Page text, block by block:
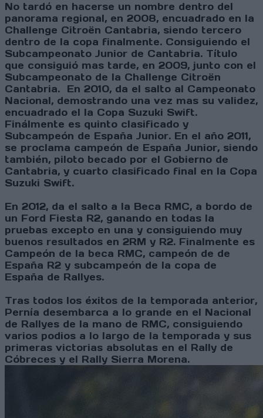
No tardó en hacerse un nombre dentro del
panorama regional, en 2008, encuadrado en la
Challenge Citroën Cantabria, siendo tercero
dentro de la copa finalmente. Consiguiendo el
Subcampeonato Junior de Cantabria. Título
que consiguió mas tarde, en 2009, junto con el
Subcampeonato de la Challenge Citroën
Cantabria. En 2010, da el salto al Campeonato
Nacional, demostrando una vez mas su validez,
encuadrado el la Copa Suzuki Swift.
Finálmente es quinto clasificado y
Subcampeón de España Junior. En el año 2011,
se proclama campeón de España Junior, siendo
también, piloto becado por el Gobierno de
Cantabria, y cuarto clasificado final en la Copa
Suzuki Swift.
En 2012, da el salto a la Beca RMC, a bordo de
un Ford Fiesta R2, ganando en todas la
pruebas excepto en una y consiguiendo muy
buenos resultados en 2RM y R2. Finalmente es
Campeón de la beca RMC, campeón de de
España R2 y subcampeón de la copa de
España de Rallyes.
Tras todos los éxitos de la temporada anterior,
Pernía desembarca a lo grande en el Nacional
de Rallyes de la mano de RMC, consiguiendo
varios podios a lo largo de la temporada y sus
primeras victorias absolutas en el Rally de
Cóbreces y el Rally Sierra Morena.